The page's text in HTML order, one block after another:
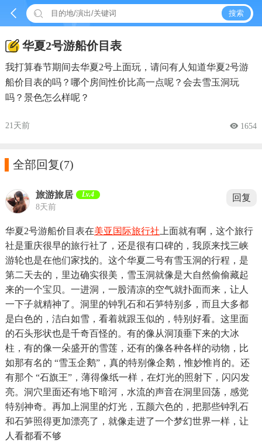
  搜索
华夏2号游船价目表
我打算春节期间去华夏2号上面玩，请问有人知道华夏2号游
船价目表的吗？哪个房间性价比高一点呢？会去雪玉洞玩
吗？景色怎么样呢？
21天前  1654
全部回复(7)
旅游旅居 Lv.4
8天前
回复
华夏2号游船价目表在美亚国际旅行社上面就有啊，这个旅行
社是重庆很早的旅行社了，还是很有口碑的，我原来找三峡
游轮也是在他们家找的。这个华夏二号有雪玉洞的行程，是
第二天去的，里边确实很美，雪玉洞就像是大自然偷偷藏起
来的一个宝贝。一进洞，一股清凉的空气就扑面而来，让人
一下子就精神了。洞里的钟乳石和石笋特别多，而且大多都
是白色的，洁白如雪，看着就跟玉似的，特别好看。这里面
的石头形状也是千奇百怪的。有的像从洞顶垂下来的大冰
柱，有的像一朵盛开的雪莲，还有的像各种各样的动物，比
如那有名的 “雪玉企鹅”，真的特别像企鹅，惟妙惟肖的。还
有那个 “石旗王”，薄得像纸一样，在灯光的照射下，闪闪发
亮。洞穴里面还有地下暗河，水流的声音在洞里回荡，感觉
特别神奇。再加上洞里的灯光，五颜六色的，把那些钟乳石
和石笋照得更加漂亮了，就像走进了一个梦幻世界一样，让
人看都看不够